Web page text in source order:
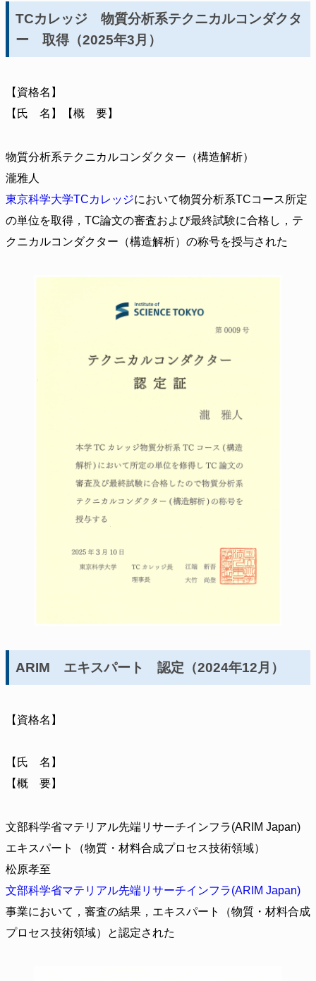
TCカレッジ 物質分析系テクニカルコンダクタ
ー 取得（2025年3月）
【資格名】
【氏 名】【概 要】
物質分析系テクニカルコンダクター（構造解析）
瀧雅人
東京科学大学TCカレッジにおいて物質分析系TCコース所定
の単位を取得，TC論文の審査および最終試験に合格し，テ
クニカルコンダクター（構造解析）の称号を授与された
ARIM エキスパート 認定（2024年12月）
【資格名】
【氏 名】
【概 要】
文部科学省マテリアル先端リサーチインフラ(ARIM Japan)
エキスパート（物質・材料合成プロセス技術領域）
松原孝至
文部科学省マテリアル先端リサーチインフラ(ARIM Japan)
事業において，審査の結果，エキスパート（物質・材料合成
プロセス技術領域）と認定された